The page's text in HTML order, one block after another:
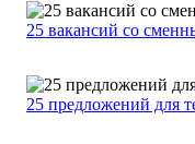
25 вакансий со
25 предложений для